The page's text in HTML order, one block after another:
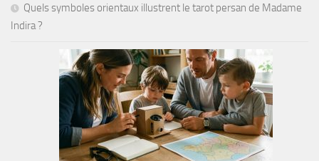
Quels symboles orientaux illustrent le tarot persan de Madame
Indira ?